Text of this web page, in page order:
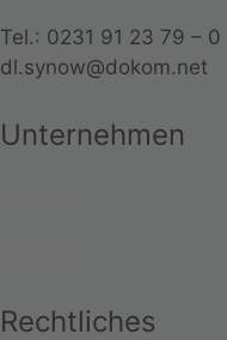
Tel.: 0231 91 23 79 – 0
dl.synow@dokom.net
Unternehmen
Rechtliches